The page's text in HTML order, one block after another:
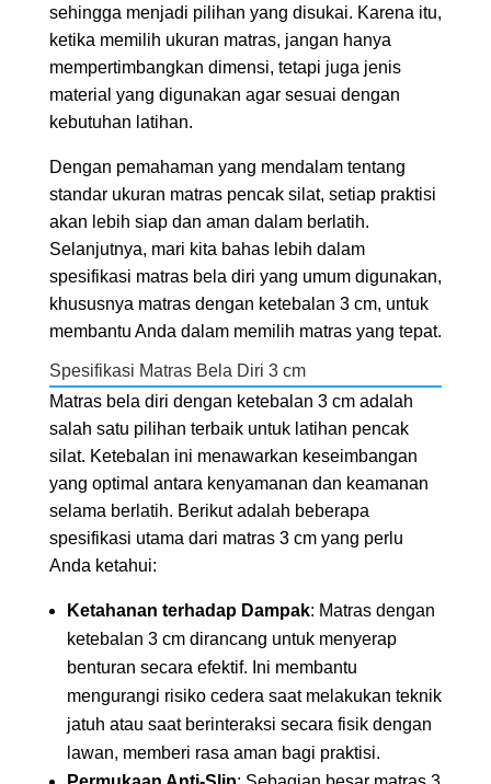
sehingga menjadi pilihan yang disukai. Karena itu,
ketika memilih ukuran matras, jangan hanya
mempertimbangkan dimensi, tetapi juga jenis
material yang digunakan agar sesuai dengan
kebutuhan latihan.
Dengan pemahaman yang mendalam tentang
standar ukuran matras pencak silat, setiap praktisi
akan lebih siap dan aman dalam berlatih.
Selanjutnya, mari kita bahas lebih dalam
spesifikasi matras bela diri yang umum digunakan,
khususnya matras dengan ketebalan 3 cm, untuk
membantu Anda dalam memilih matras yang tepat.
Spesifikasi Matras Bela Diri 3 cm
Matras bela diri dengan ketebalan 3 cm adalah
salah satu pilihan terbaik untuk latihan pencak
silat. Ketebalan ini menawarkan keseimbangan
yang optimal antara kenyamanan dan keamanan
selama berlatih. Berikut adalah beberapa
spesifikasi utama dari matras 3 cm yang perlu
Anda ketahui:
Ketahanan terhadap Dampak: Matras dengan
ketebalan 3 cm dirancang untuk menyerap
benturan secara efektif. Ini membantu
mengurangi risiko cedera saat melakukan teknik
jatuh atau saat berinteraksi secara fisik dengan
lawan, memberi rasa aman bagi praktisi.